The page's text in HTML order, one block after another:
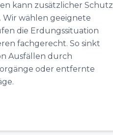
kann zusätzlicher Schutz
Wir wählen geeignete
die Erdungssituation
fachgerecht. So sinkt
Ausfällen durch
oder entfernte